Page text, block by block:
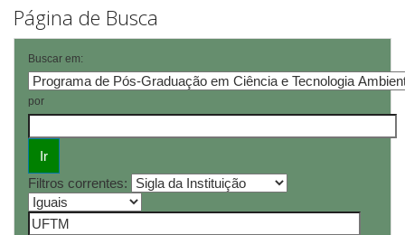
Página de Busca
Buscar em:
por
Filtros correntes: